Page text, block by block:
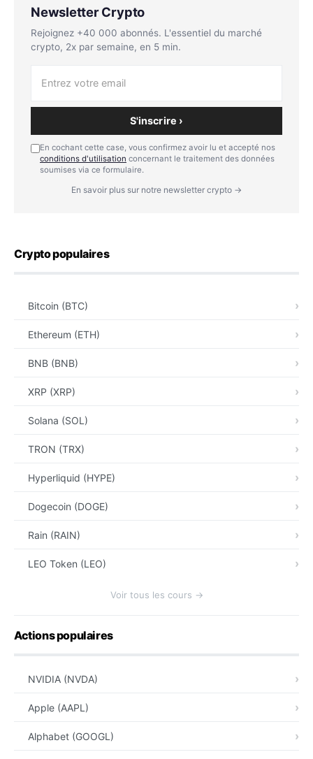
Newsletter Crypto
Rejoignez +40 000 abonnés. L'essentiel du marché
crypto, 2x par semaine, en 5 min.
S'inscrire ›
En cochant cette case, vous confirmez avoir lu et accepté nos
conditions d'utilisation concernant le traitement des données
soumises via ce formulaire.
En savoir plus sur notre newsletter crypto →
Crypto populaires
Bitcoin (BTC)
Ethereum (ETH)
BNB (BNB)
XRP (XRP)
Solana (SOL)
TRON (TRX)
Hyperliquid (HYPE)
Dogecoin (DOGE)
Rain (RAIN)
LEO Token (LEO)
Voir tous les cours →
Actions populaires
NVIDIA (NVDA)
Apple (AAPL)
Alphabet (GOOGL)